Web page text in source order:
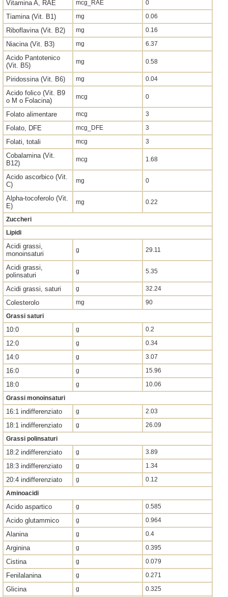
Vitamina A, RAE mcg_RAE 0
Tiamina (Vit. B1) mg 0.06
Riboflavina (Vit. B2) mg 0.16
Niacina (Vit. B3) mg 6.37
Acido Pantotenico
(Vit. B5)
mg 0.58
Piridossina (Vit. B6) mg 0.04
Acido folico (Vit. B9
o M o Folacina)
mcg 0
Folato alimentare mcg 3
Folato, DFE mcg_DFE 3
Folati, totali mcg 3
Cobalamina (Vit.
B12)
mcg 1.68
Acido ascorbico (Vit.
C)
mg 0
Alpha-tocoferolo (Vit.
E)
mg 0.22
Zuccheri
Lipidi
Acidi grassi,
monoinsaturi
g 29.11
Acidi grassi,
polinsaturi
g 5.35
Acidi grassi, saturi g 32.24
Colesterolo mg
90
Grassi saturi
10:0 g 0.2
12:0 g 0.34
14:0 g 3.07
16:0 g 15.96
18:0 g
10.06
Grassi monoinsaturi
16:1 indifferenziato g 2.03
18:1 indifferenziato g
26.09
Grassi polinsaturi
18:2 indifferenziato g 3.89
18:3 indifferenziato g 1.34
20:4 indifferenziato g
0.12
Aminoacidi
Acido aspartico g 0.585
Acido glutammico g 0.964
Alanina g 0.4
Arginina g 0.395
Cistina g 0.079
Fenilalanina g 0.271
Glicina g 0.325